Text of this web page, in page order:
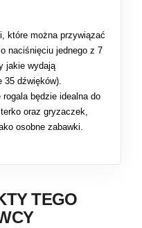
które można przywiązać
naciśnięciu jednego z 7
jakie wydają
35 dźwięków).
rogala będzie idealna do
oraz gryzaczek,
osobne zabawki.
TEGO